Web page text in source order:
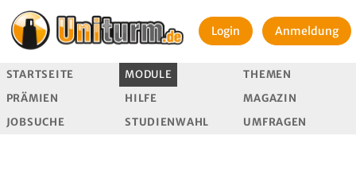
Login Anmeldung
STARTSEITE MODULE
THEMEN
PRÄMIEN
HILFE
MAGAZIN
JOBSUCHE
STUDIENWAHL UMFRAGEN